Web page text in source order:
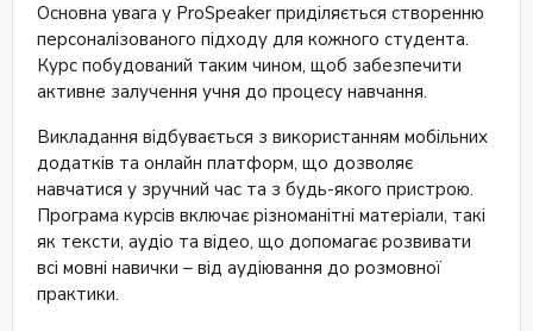
Основна увага у ProSpeaker приділяється створенню
персоналізованого підходу для кожного студента.
Курс побудований таким чином, щоб забезпечити
активне залучення учня до процесу навчання.
Викладання відбувається з використанням мобільних
додатків та онлайн платформ, що дозволяє
навчатися у зручний час та з будь-якого пристрою.
Програма курсів включає різноманітні матеріали, такі
як тексти, аудіо та відео, що допомагає розвивати
всі мовні навички – від аудіювання до розмовної
практики.